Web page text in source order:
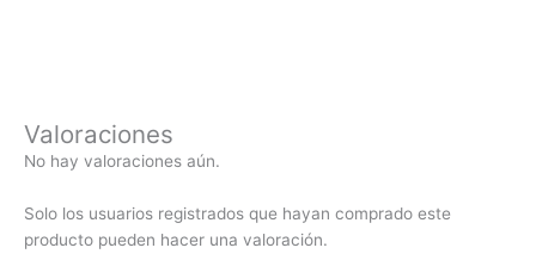
Valoraciones
No hay valoraciones aún.
Solo los usuarios registrados que hayan comprado este
producto pueden hacer una valoración.